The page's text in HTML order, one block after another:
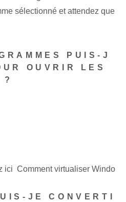
sélectionné et attendez que
PUIS-J
OUVRIR LES
?
ici Comment virtualiser Windo
JE CONVERTI